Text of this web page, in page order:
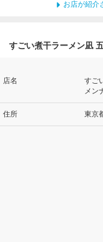
お店が紹介
すごい煮干ラーメン凪
店名
すご
メン
住所 東京